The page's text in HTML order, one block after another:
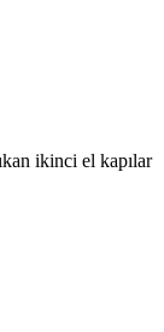
ikinci el kapılar